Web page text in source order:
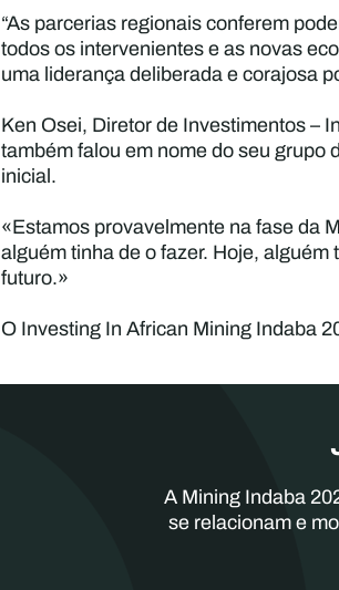
“As parcerias regionais conferem
todos os intervenientes e as novas
uma liderança deliberada e corajosa
Ken Osei, Diretor de Investimentos –
também falou em nome do seu grupo
inicial.
«Estamos provavelmente na fase da
alguém tinha de o fazer. Hoje,
futuro.»
O Investing In African Mining Indaba
A Mining Indaba
se relacionam e